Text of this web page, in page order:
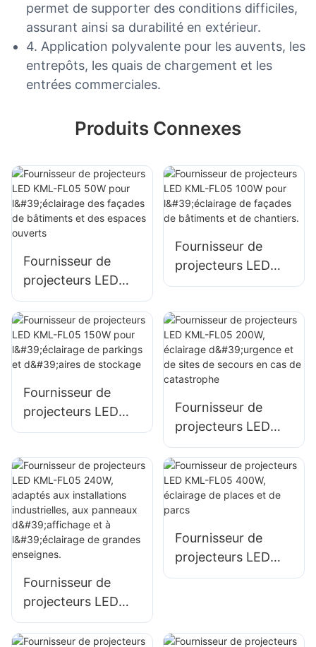
permet de supporter des conditions difficiles,
assurant ainsi sa durabilité en extérieur.
4. Application polyvalente pour les auvents, les
entrepôts, les quais de chargement et les
entrées commerciales.
Produits Connexes
Fournisseur de
projecteurs LED
KML-FL05 50W
pour l'éclairage des
façades de
bâtiments et des
Fournisseur de
projecteurs LED
KML-FL05 100W
façades de
bâtiments et de
chantiers.
Fournisseur de
projecteurs LED
KML-FL05 150W
parkings et d'aires
de stockage
Fournisseur de
projecteurs LED
KML-FL05 200W,
éclairage d'urgence
et de sites de
secours en cas de
Fournisseur de
projecteurs LED
KML-FL05 240W,
adaptés aux
Fournisseur de
projecteurs LED
KML-FL05 400W,